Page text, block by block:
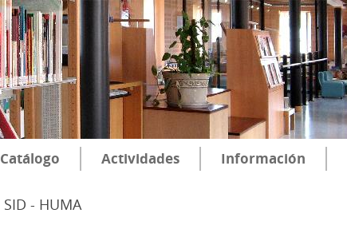
Catálogo Actividades Información
SID - HUMA